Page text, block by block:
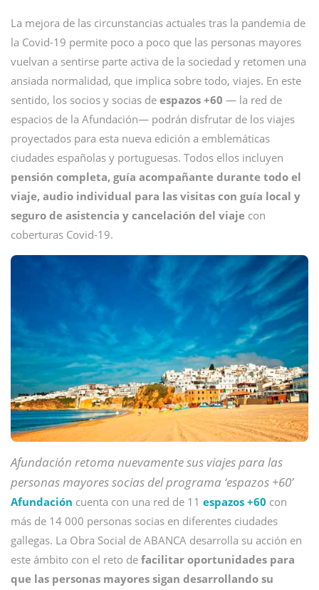
La mejora de las circunstancias actuales tras la pandemia de
la Covid-19 permite poco a poco que las personas mayores
vuelvan a sentirse parte activa de la sociedad y retomen una
ansiada normalidad, que implica sobre todo, viajes. En este
sentido, los socios y socias de espazos +60 — la red de
espacios de la Afundación— podrán disfrutar de los viajes
proyectados para esta nueva edición a emblemáticas
ciudades españolas y portuguesas. Todos ellos incluyen
pensión completa, guía acompañante durante todo el
viaje, audio individual para las visitas con guía local y
seguro de asistencia y cancelación del viaje con
coberturas Covid-19.
Afundación retoma nuevamente sus viajes para las
personas mayores socias del programa ‘espazos +60’
Afundación cuenta con una red de 11 espazos +60 con
más de 14 000 personas socias en diferentes ciudades
gallegas. La Obra Social de ABANCA desarrolla su acción en
este ámbito con el reto de facilitar oportunidades para
que las personas mayores sigan desarrollando su